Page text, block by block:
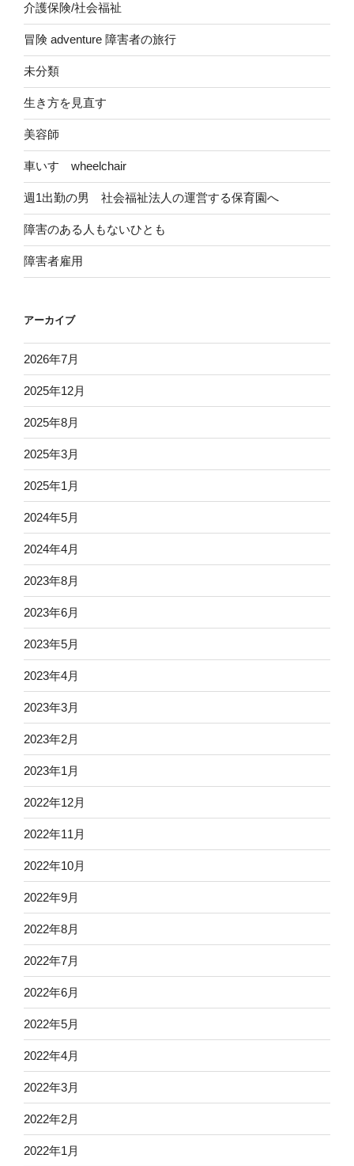
介護保険/社会福祉
冒険 adventure 障害者の旅行
未分類
生き方を見直す
美容師
車いす wheelchair
週1出勤の男 社会福祉法人の運営する保育園へ
障害のある人もないひとも
障害者雇用
アーカイブ
2026年7月
2025年12月
2025年8月
2025年3月
2025年1月
2024年5月
2024年4月
2023年8月
2023年6月
2023年5月
2023年4月
2023年3月
2023年2月
2023年1月
2022年12月
2022年11月
2022年10月
2022年9月
2022年8月
2022年7月
2022年6月
2022年5月
2022年4月
2022年3月
2022年2月
2022年1月